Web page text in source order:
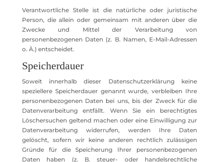
Verantwortliche Stelle ist die natürliche oder juristische
Person, die allein oder gemeinsam mit anderen über die
Zwecke und Mittel der Verarbeitung von
personenbezogenen Daten (z. B. Namen, E-Mail-Adressen
o. Ä.) entscheidet.
Speicherdauer
Soweit innerhalb dieser Datenschutzerklärung keine
speziellere Speicherdauer genannt wurde, verbleiben Ihre
personenbezogenen Daten bei uns, bis der Zweck für die
Datenverarbeitung entfällt. Wenn Sie ein berechtigtes
Löschersuchen geltend machen oder eine Einwilligung zur
Datenverarbeitung widerrufen, werden Ihre Daten
gelöscht, sofern wir keine anderen rechtlich zulässigen
Gründe für die Speicherung Ihrer personenbezogenen
Daten haben (z. B. steuer- oder handelsrechtliche